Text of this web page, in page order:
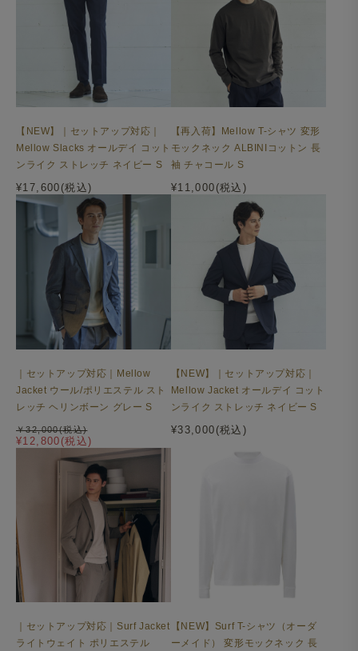
【NEW】｜セットアップ対応｜
Mellow Slacks オールデイ コット
ンライク ストレッチ ネイビー S
¥17,600(税込)
【再入荷】Mellow T-シャツ 変形
モックネック ALBINIコットン 長
袖 チャコール S
¥11,000(税込)
｜セットアップ対応｜Mellow
Jacket ウール/ポリエステル スト
レッチ ヘリンボーン グレー S
¥12,800(税込)
￥32,000(税込)
【NEW】｜セットアップ対応｜
Mellow Jacket オールデイ コット
ンライク ストレッチ ネイビー S
¥33,000(税込)
｜セットアップ対応｜Surf Jacket
ライトウェイト ポリエステル
【NEW】Surf T-シャツ（オーダ
ーメイド） 変形モックネック 長